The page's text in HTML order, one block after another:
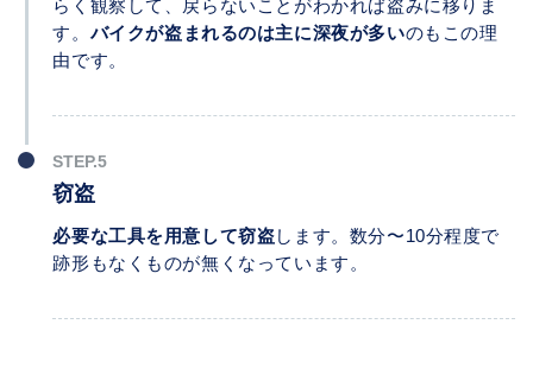
らく観察して、戻らないことがわかれば盗みに移りま
す。 バイクが盗まれるのは主に深夜が多いのもこの理
由です。
窃盗
必要な工具を用意して窃盗します。数分〜10分程度で
跡形もなくものが無くなっています。